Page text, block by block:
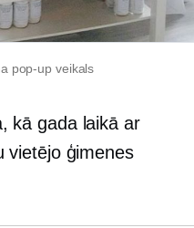
pop-up veikals
kā gada laikā ar
vietējo ģimenes